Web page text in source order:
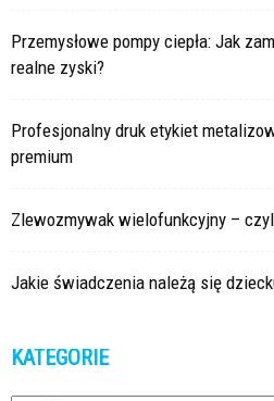
Przemysłowe pompy ciepła: Jak
realne zyski?
Profesjonalny druk etykiet
premium
Zlewozmywak wielofunkcyjny –
Jakie świadczenia należą się
KATEGORIE
Kategorie